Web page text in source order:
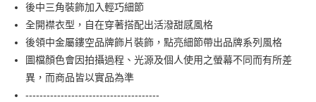
玉山商業銀行
台新國際商業銀行
中國信託商業銀行
台灣樂天信用卡公司
【關於「AFTEE先享後付」】
AFTEE先享後付是「在收到商品之後才付款」的支付方式。 讓您購物簡單
便利好安心！
１．簡單：不需註冊會員、不需綁卡、不需儲值。
２．便利：只要手機號碼，簡訊認證，即可結帳。
【「AFTEE先享後付」結帳流程】
付款後全家FamilyMart取貨
每筆NT$90，滿NT$3,600(含以上)免運費
後中三角裝飾加入輕巧細節
全開襟衣型，自在穿著搭配出活潑甜感風格
後領中金屬鏤空品牌飾片裝飾，點亮細節帶出品牌系列風格
圖檔顏色會因拍攝過程、光源及個人使用之螢幕不同而有所差
異，而商品皆以實品為準
--------------------------------------